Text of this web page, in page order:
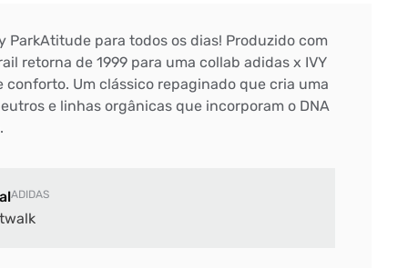
ParkAtitude para todos os dias! Produzido com
retorna de 1999 para uma collab adidas x IVY
conforto. Um clássico repaginado que cria uma
e linhas orgânicas que incorporam o DNA
ADIDAS